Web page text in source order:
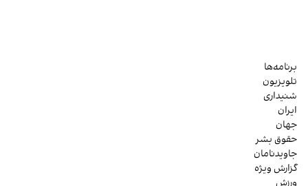
برنامه‌ها
تلویزیون
شنیداری
ایران
جهان
حقوق بشر
جاویدنامان
گزارش ویژه